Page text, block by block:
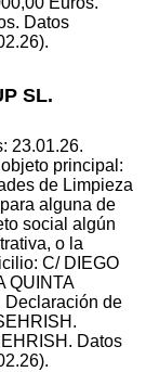
Datos
SL.
23.01.26.
principal:
de Limpieza
alguna de
social algún
o la
C/ DIEGO
QUINTA
Declaración de
Datos